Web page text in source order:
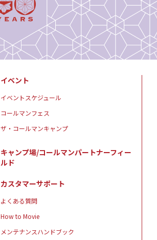
イベント
イベントスケジュール
コールマンフェス
ザ・コールマンキャンプ
キャンプ場/コールマンパートナーフィー
ルド
カスタマーサポート
よくある質問
How to Movie
メンテナンスハンドブック